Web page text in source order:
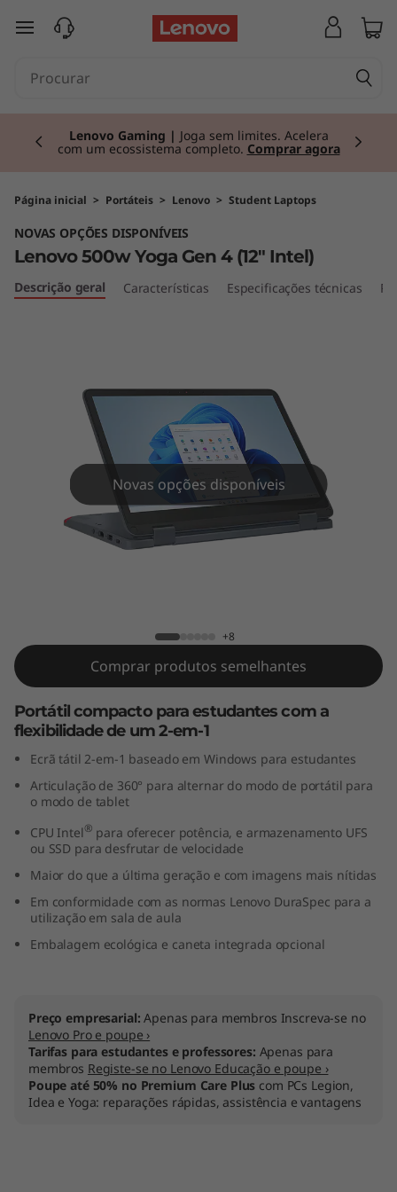
o
5
0
4
1
2
n
saltar para o conteúdo principal
Lenovo Gaming | Joga sem limites. Acelera
com um ecossistema completo. Comprar agora
Página inicial > Portáteis > Lenovo > Student Laptops
NOVAS OPÇÕES DISPONÍVEIS
Lenovo 500w Yoga Gen 4 (12" Intel)
Descrição geral Características Especificações técnicas
Novas opções disponíveis
+8
Comprar produtos semelhantes
Portátil compacto para estudantes com a
flexibilidade de um 2-em-1
Ecrã tátil 2-em-1 baseado em Windows para estudantes
Articulação de 360° para alternar do modo de portátil para
o modo de tablet
CPU Intel® para oferecer potência, e armazenamento UFS
ou SSD para desfrutar de velocidade
Maior do que a última geração e com imagens mais nítidas
Em conformidade com as normas Lenovo DuraSpec para a
utilização em sala de aula
Embalagem ecológica e caneta integrada opcional
Preço empresarial:Apenas para membros Inscreva-se no
Lenovo Pro e poupe ›
Tarifas para estudantes e professores: Apenas para
membros Registe-se no Lenovo Educação e poupe ›
Poupe até 50% no Premium Care Plus com PCs Legion,
Idea e Yoga: reparações rápidas, assistência e vantagens